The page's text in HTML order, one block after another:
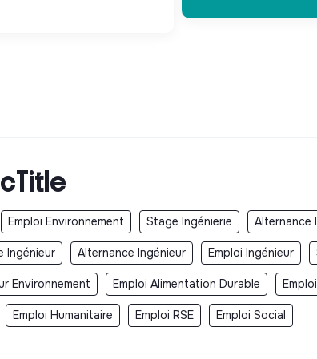
Emploi Environnement Stage Ingénierie Alternance
Ingénieur Alternance Ingénieur Emploi Ingénieur
Environnement Emploi Alimentation Durable
Emploi Humanitaire Emploi RSE Emploi Social